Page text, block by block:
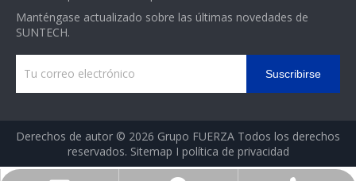
Manténgase actualizado sobre las últimas novedades de
SUNTECH.
Suscribirse
Derechos de autor © 2026 Grupo FUERZA Todos los derechos
reservados. Sitemap I política de privacidad